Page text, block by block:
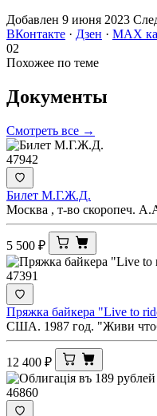
Добавлен 9 июня 2023
ВКонтакте · Дзен · MAX
02
Похожее по теме
Документы
Смотреть все →
47942
Билет М.Г.Ж.Д.
Москва , т-во скоропеч.
5 500 ₽
47391
Пряжка байкера "Live to
США. 1987 год. "Живи
12 400 ₽
46860